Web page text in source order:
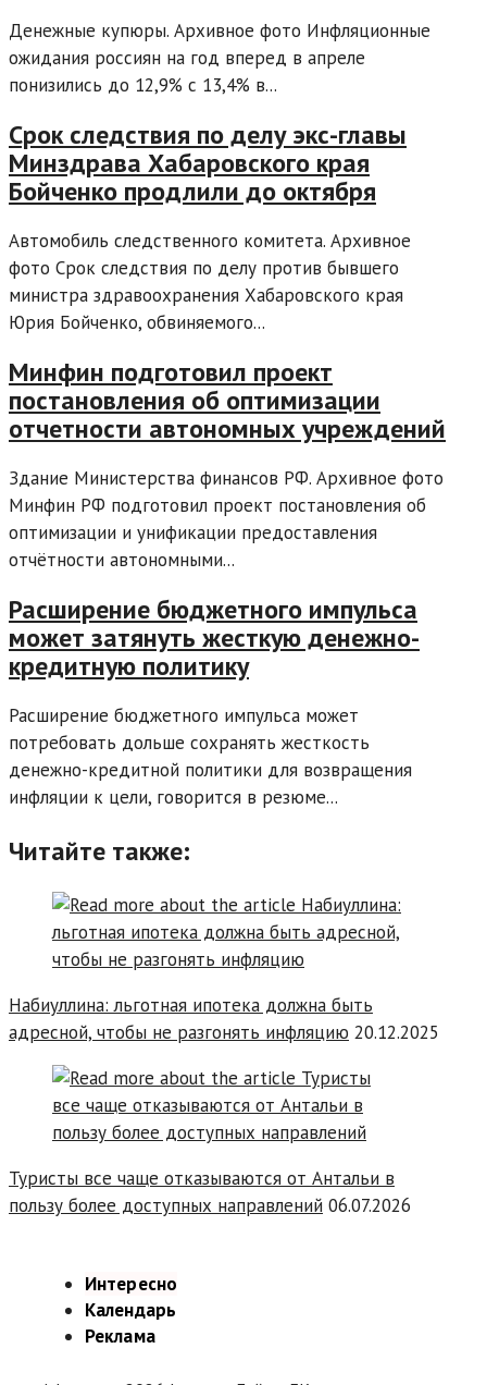
Денежные купюры. Архивное фото Инфляционные
ожидания россиян на год вперед в апреле
понизились до 12,9% с 13,4% в...
Срок следствия по делу экс-главы
Минздрава Хабаровского края
Бойченко продлили до октября
Автомобиль следственного комитета. Архивное
фото Срок следствия по делу против бывшего
министра здравоохранения Хабаровского края
Юрия Бойченко, обвиняемого...
Минфин подготовил проект
постановления об оптимизации
отчетности автономных учреждений
Здание Министерства финансов РФ. Архивное фото
Минфин РФ подготовил проект постановления об
оптимизации и унификации предоставления
отчётности автономными...
Расширение бюджетного импульса
может затянуть жесткую денежно-
кредитную политику
Расширение бюджетного импульса может
потребовать дольше сохранять жесткость
денежно-кредитной политики для возвращения
инфляции к цели, говорится в резюме...
Читайте также:
Набиуллина: льготная ипотека должна быть
адресной, чтобы не разгонять инфляцию 20.12.2025
Туристы все чаще отказываются от Антальи в
пользу более доступных направлений 06.07.2026
Интересно
Календарь
Реклама